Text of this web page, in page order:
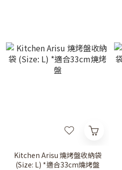
Kitchen Arisu 燒烤盤收納袋
(Size: L) *適合33cm燒烤盤